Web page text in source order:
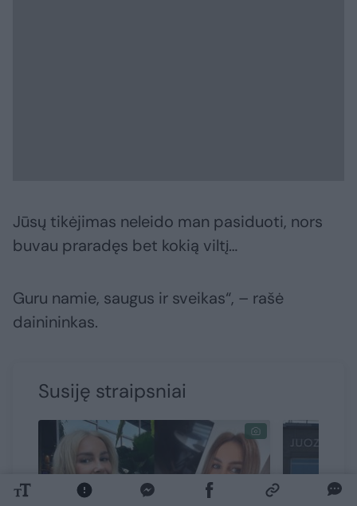
Jūsų tikėjimas neleido man pasiduoti, nors
buvau praradęs bet kokią viltį…
Guru namie, saugus ir sveikas“, – rašė
dainininkas.
Susiję straipsniai